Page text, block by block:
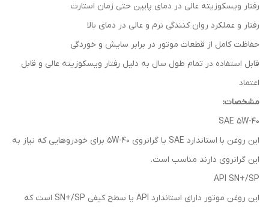
رفتار ویسکوزیته عالی در دمای پایین حتی زمان استارت
رفتار و عملکرد روان کنندگی نرم و عالی در دمای بالا
حفاظت کامل از قطعات موتور در برابر سایش و خوردگی
قابل استفاده در تمام طول سال به دلیل رفتار ویسکوزیته عالی و قابل
اعتماد
مشخصات:
SAE 5W-40
این روغن با استاندارد SAE یا گرانروی 5W-40 برای خودروهایی که نیاز به
این گرانروی دارند مناسب است.
API SN+/SP
این روغن موتور دارای استاندارد API یا سطح کیفی SN+/SP است که